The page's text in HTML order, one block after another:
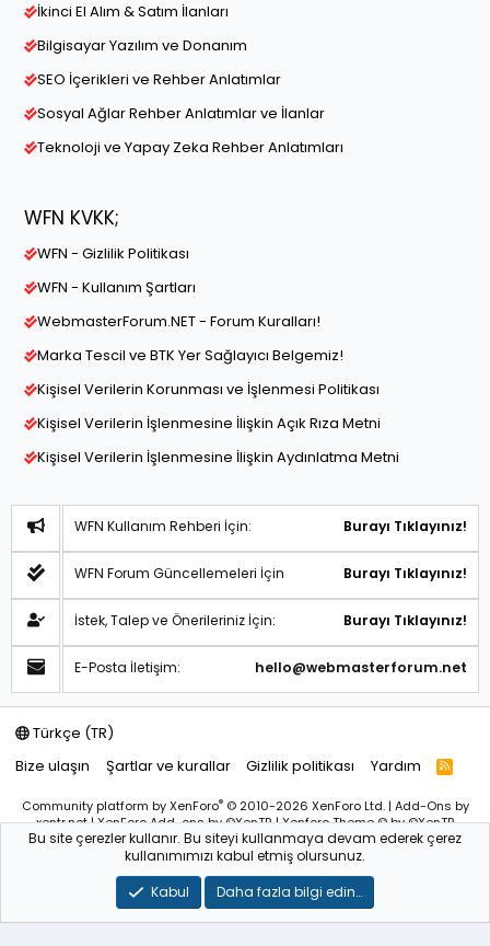
İkinci El Alım & Satım İlanları
Bilgisayar Yazılım ve Donanım
SEO İçerikleri ve Rehber Anlatımlar
Sosyal Ağlar Rehber Anlatımlar ve İlanlar
Teknoloji ve Yapay Zeka Rehber Anlatımları
WFN KVKK;
WFN - Gizlilik Politikası
WFN - Kullanım Şartları
WebmasterForum.NET - Forum Kuralları!
Marka Tescil ve BTK Yer Sağlayıcı Belgemiz!
Kişisel Verilerin Korunması ve İşlenmesi Politikası
Kişisel Verilerin İşlenmesine İlişkin Açık Rıza Metni
Kişisel Verilerin İşlenmesine İlişkin Aydınlatma Metni
WFN Kullanım Rehberi İçin: Burayı Tıklayınız!
WFN Forum Güncellemeleri İçin Burayı Tıklayınız!
İstek, Talep ve Önerileriniz İçin: Burayı Tıklayınız!
E-Posta İletişim: hello@webmasterforum.net
Türkçe (TR)
Bize ulaşın
Şartlar ve kurallar Gizlilik politikası Yardım
R
S
Community platform by XenForo® © 2010-2026 XenForo Ltd.| Add-Ons by
xentr.net |XenForo Add-onsby ©XenTR|Xenforo Theme© by ©XenTR
Sitemiz bünyesindeki içerikleri izinsiz kullananlar hakkında T.C.K
kanun ve yönetmeliklerine göre yasal işlem başlatılacağını
alandan yazılı olarak beyan ederiz!
WebmasterForum.NET – Tüm Hakları Saklıdır © 2025-2026
Bu site çerezler kullanır. Bu siteyi kullanmaya devam ederek çerez
kullanımımızı kabul etmiş olursunuz.
Kabul
Daha fazla bilgi edin…